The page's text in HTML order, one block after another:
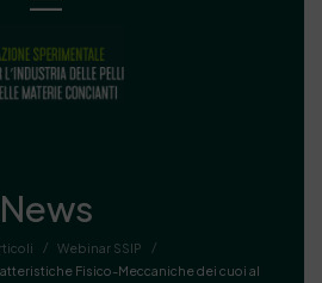
News
/ Webinar SSIP
/
Fisico-Meccaniche dei cuoi al